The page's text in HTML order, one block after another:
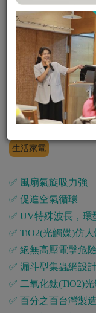
吸入式捕
其他 吸入式捕蚊器
生活家電
✅ 風扇氣旋吸力強
✅ 促進空氣循環
✅ UV特殊波長，
✅ TiO2(光觸媒)仿
✅ 絕無高壓電擊危險
✅ 漏斗型集蟲網設
✅ 二氧化鈦(TiO2)
✅ 百分之百台灣製